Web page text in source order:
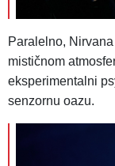
Paralelno,
mističnom
eksperimentalni
senzornu oazu.